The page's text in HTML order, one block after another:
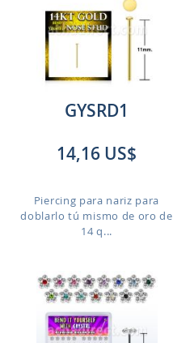
GYSRD1
14,16 US$
Piercing para nariz para
doblarlo tú mismo de oro de
14 q...